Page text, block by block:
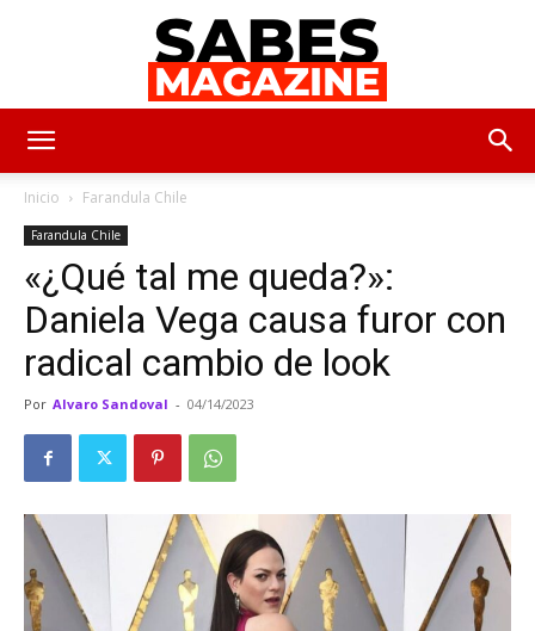
Inicio
Farandula Chile
Farandula Chile
«¿Qué tal me queda?»:
Daniela Vega causa furor con
radical cambio de look
Por Alvaro Sandoval - 04/14/2023